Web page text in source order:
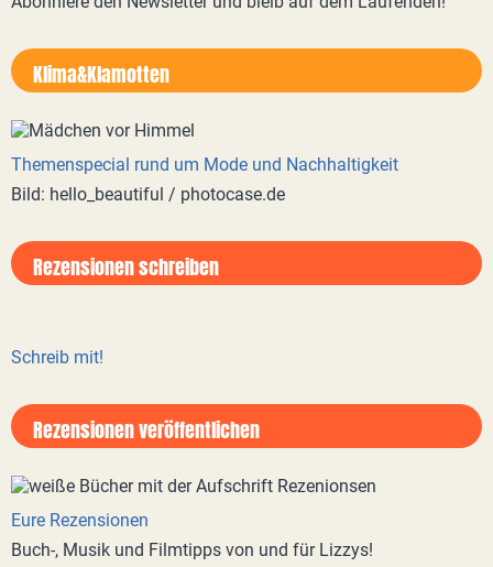
Klima&Klamotten
Themenspecial rund um Mode und Nachhaltigkeit
Bild: hello_beautiful / photocase.de
Rezensionen schreiben
Schreib mit!
Rezensionen veröffentlichen
Eure Rezensionen
Buch-, Musik und Filmtipps von und für Lizzys!